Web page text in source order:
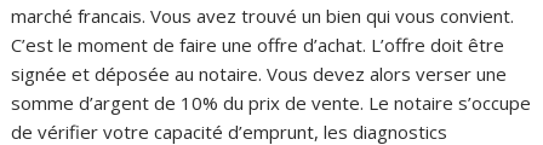
marché francais. Vous avez trouvé un bien qui vous convient.
C’est le moment de faire une offre d’achat. L’offre doit être
signée et déposée au notaire. Vous devez alors verser une
somme d’argent de 10% du prix de vente. Le notaire s’occupe
de vérifier votre capacité d’emprunt, les diagnostics